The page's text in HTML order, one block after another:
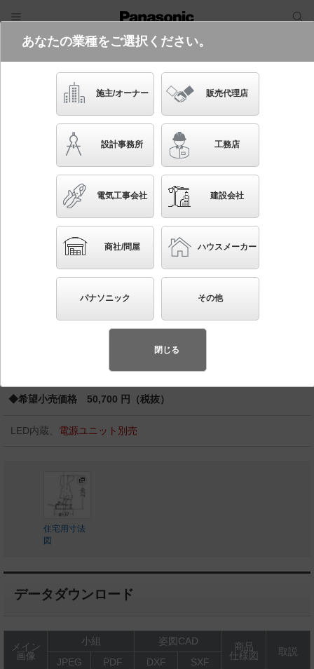
電気・建築設備（ビジネス）
フリーワード
品番・キーワード
かんたん照度計算
NTN82071K
(電源250形調光LJ9との組み合わせ
（別売）)
天井埋込型 LED（白色） グレアレスダウンライト
光源遮光角30度 調光タイプ（ライコン別売）／埋込穴
φ125 ウォールウォッシャ LED 250形
（先端技術や優れたデザイン性を持ち合わせ、快
適で先進的な照明環境をご提案する商品群です）
◆希望小売価格 50,700 円（税抜）
LED内蔵、 電源ユニット別売
住宅用寸法
図
データダウンロード
メイン
画像
小組 姿図CAD
商品
仕様図
取説
JPEG
PDF DXF SXF
あなたの業種をご選択ください。
施主/オーナー 販売代理店
設計事務所 工務店
電気工事会社 建設会社
商社/問屋 ハウスメーカー
パナソニック その他
閉じる